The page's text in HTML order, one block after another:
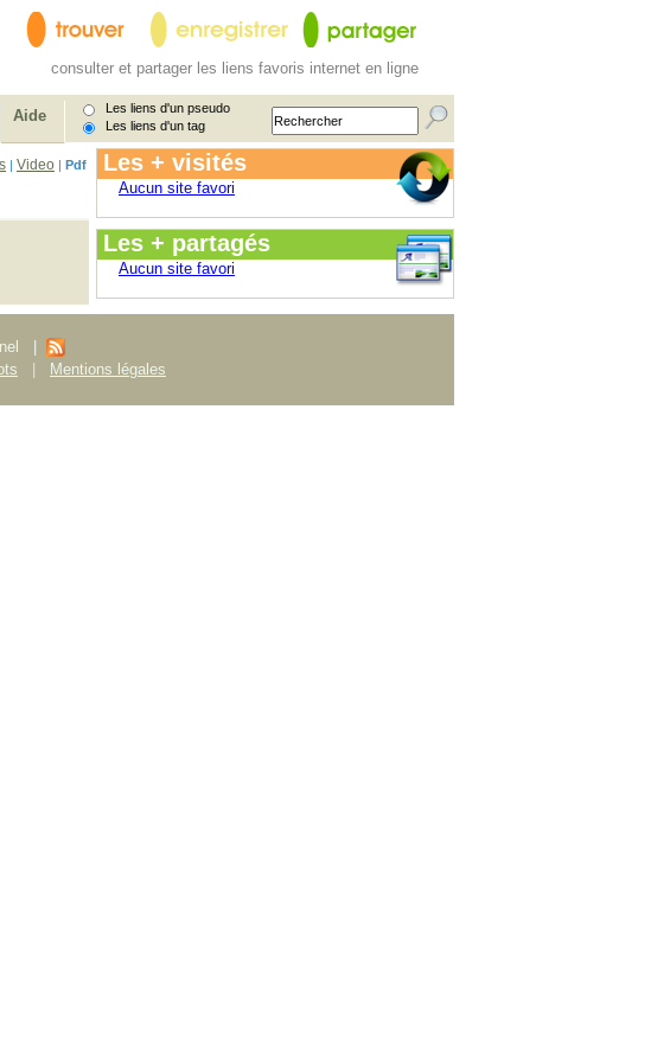
consulter et partager les liens favoris internet en ligne
Aide
Les liens d'un pseudo
Les liens d'un tag
| Video | Pdf Les + visités
Aucun site favori
Les + partagés
Aucun site favori
Mentions légales